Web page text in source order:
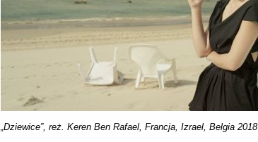
„Dziewice”, reż. Keren Ben Rafael, Francja, Izrael, Belgia 2018